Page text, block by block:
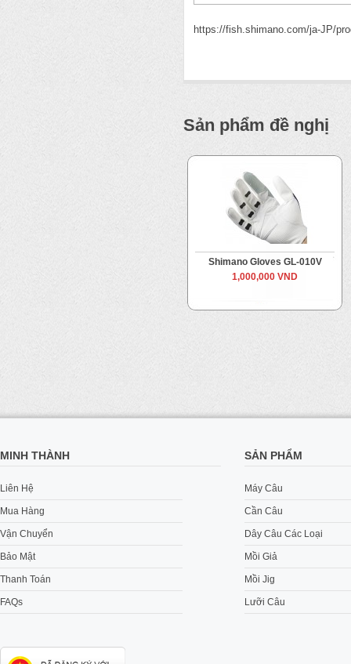
https://fish.shimano.com/ja-JP/
Sản phẩm đề nghị
Shimano Gloves GL-010V
1,000,000 VND
MINH THÀNH
Liên Hệ
Mua Hàng
Vận Chuyển
Bảo Mật
Thanh Toán
FAQs
SẢN PHẨM
Máy Câu
Cần Câu
Dây Câu Các Loại
Mồi Giả
Mồi Jig
Lưỡi Câu